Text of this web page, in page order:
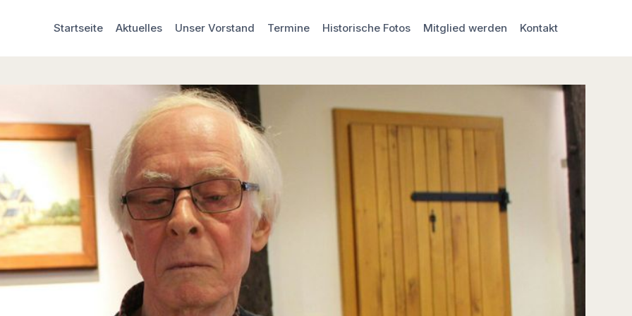
Startseite Aktuelles Unser Vorstand Termine Historische Fotos Mitglied werden Kontakt